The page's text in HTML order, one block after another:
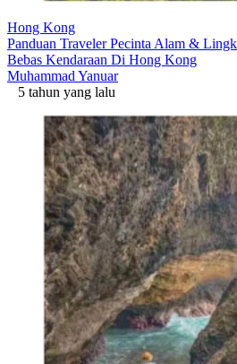
Hong Kong
Panduan Traveler Pecinta Alam &
Bebas Kendaraan Di Hong Kong
Muhammad Yanuar
5 tahun yang lalu